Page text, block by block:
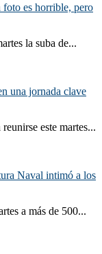
es horrible, pero
la suba de...
una jornada clave
este martes...
Naval intimó a los
a más de 500...